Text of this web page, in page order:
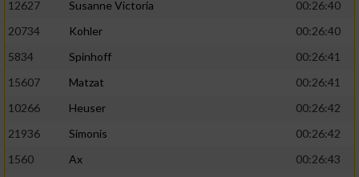
12627
Susanne Victoria
00:26:40
20734
Kohler
00:26:40
5834
Spinhoff
00:26:41
15607
Matzat
00:26:41
10266
Heuser
00:26:42
21936
Simonis
00:26:42
1560
Ax
00:26:43